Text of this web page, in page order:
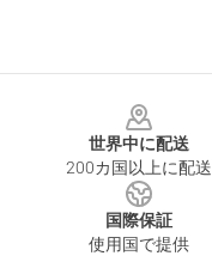
世界中に配送
200カ国以上に配送
国際保証
使用国で提供